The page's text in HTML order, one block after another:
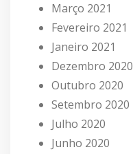
Março 2021
Fevereiro 2021
Janeiro 2021
Dezembro 2020
Outubro 2020
Setembro 2020
Julho 2020
Junho 2020